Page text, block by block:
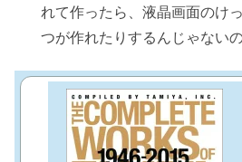
れて作ったら、液晶画面のけ
つが作れたりするんじゃないの